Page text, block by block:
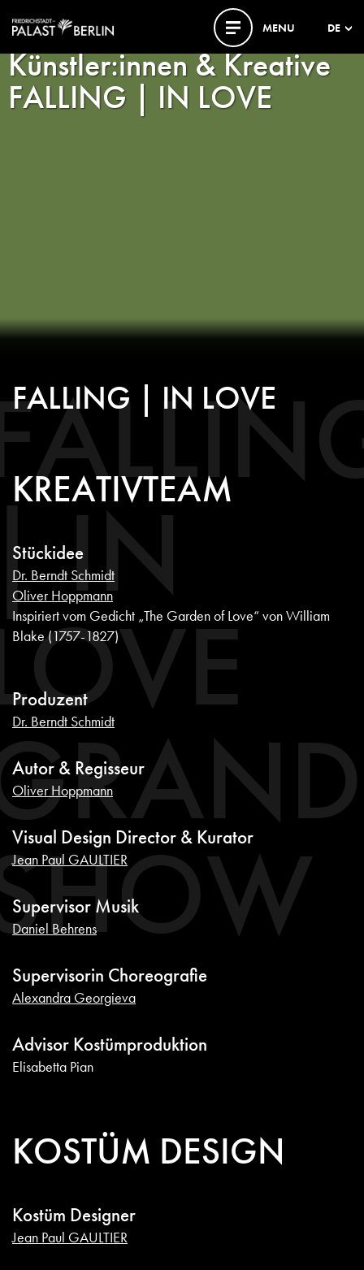
MENU DE
Künstler:innen & Kreative
FALLING | IN LOVE
IN
FALLING | IN LOVE
KREATIVTEAM
Stückidee
Dr. Berndt Schmidt
Oliver Hoppmann
Inspiriert vom Gedicht „The Garden of Love“ von William
Blake (1757-1827)
Produzent
Dr. Berndt Schmidt
Autor & Regisseur
Oliver Hoppmann
Visual Design Director & Kurator
Jean Paul GAULTIER
Supervisor Musik
Daniel Behrens
Supervisorin Choreografie
Alexandra Georgieva
Advisor Kostümproduktion
Elisabetta Pian
KOSTÜM DESIGN
Kostüm Designer
Jean Paul GAULTIER